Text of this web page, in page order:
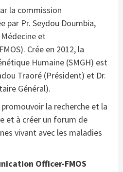
la commission
par Pr. Seydou Doumbia,
et
Crée en 2012, la
Humaine (SMGH) est
Traoré (Président) et Dr.
Général).
la recherche et la
et à créer un forum de
vivant avec les maladies
Officer-FMOS